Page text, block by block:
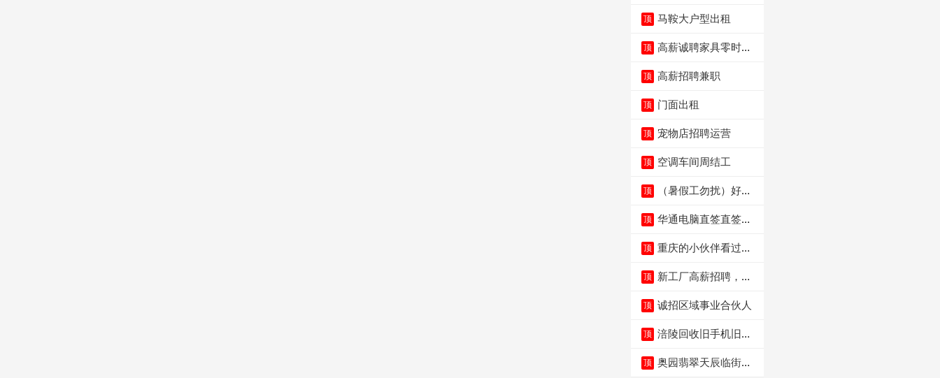
顶 马鞍大户型出租
顶 高薪诚聘家具零时促
顶 高薪招聘兼职
顶 门面出租
顶 宠物店招聘运营
顶 空调车间周结工
顶
（暑假工勿扰）好想
顶 华通电脑直签直签直
顶 重庆的小伙伴看过
本
顶 新工厂高薪招聘，普
顶 诚招区域事业合伙人
顶 涪陵回收旧手机旧电
顶 奥园翡翠天辰临街餐